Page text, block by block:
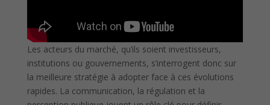
Les acteurs du marché, qu’ils soient investisseurs,
institutions ou gouvernements, s’interrogent donc sur
la meilleure stratégie à adopter face à ces évolutions
rapides. La communication, la régulation et la